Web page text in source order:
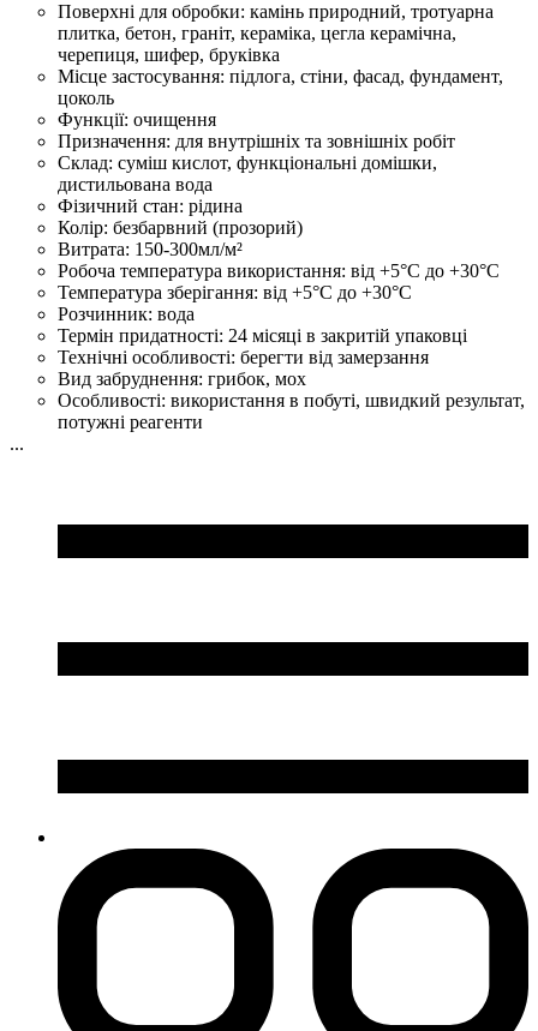
Поверхні для обробки: камінь природний, тротуарна
плитка, бетон, граніт, кераміка, цегла керамічна,
черепиця, шифер, бруківка
Місце застосування: підлога, стіни, фасад, фундамент,
цоколь
Функції: очищення
Призначення: для внутрішніх та зовнішніх робіт
Склад: суміш кислот, функціональні домішки,
дистильована вода
Фізичний стан: рідина
Колір: безбарвний (прозорий)
Витрата: 150-300мл/м²
Робоча температура використання: від +5°C до +30°C
Температура зберігання: від +5°C до +30°C
Розчинник: вода
Термін придатності: 24 місяці в закритій упаковці
Технічні особливості: берегти від замерзання
Вид забруднення: грибок, мох
Особливості: використання в побуті, швидкий результат,
потужні реагенти
...